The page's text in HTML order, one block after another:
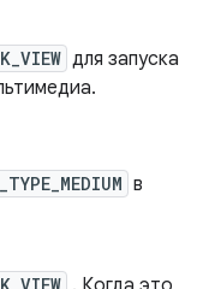
для запуска
в